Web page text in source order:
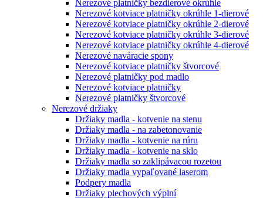
Nerezové platničky bezdierové okrúhle
Nerezové kotviace platničky okrúhle 1-dierové
Nerezové kotviace platničky okrúhle 2-dierové
Nerezové kotviace platničky okrúhle 3-dierové
Nerezové kotviace platničky okrúhle 4-dierové
Nerezové naváracie spony
Nerezové kotviace platničky štvorcové
Nerezové platničky pod madlo
Nerezové kotviace platničky
Nerezové platničky štvorcové
Nerezové držiaky
Držiaky madla - kotvenie na stenu
Držiaky madla - na zabetonovanie
Držiaky madla - kotvenie na rúru
Držiaky madla - kotvenie na sklo
Držiaky madla so zaklipávacou rozetou
Držiaky madla vypaľované laserom
Podpery madla
Držiaky plechových výplní